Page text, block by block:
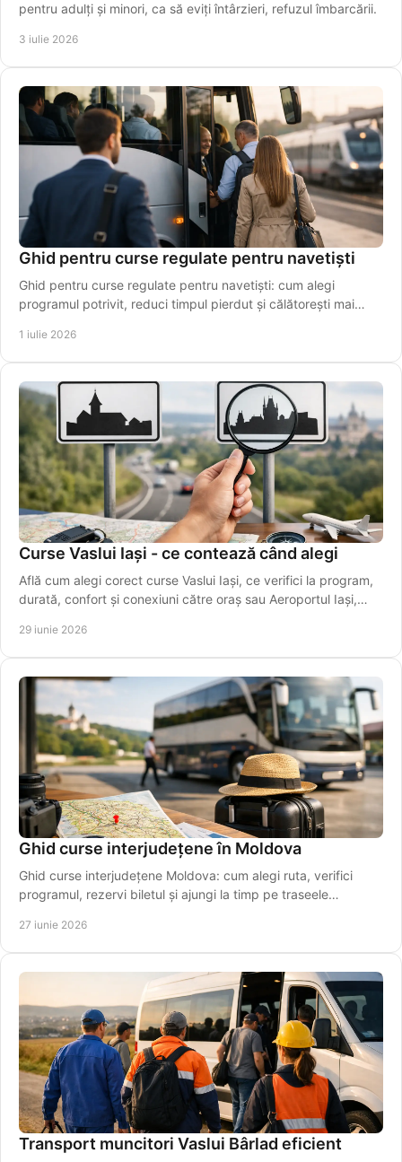
pentru adulți și minori, ca să eviți întârzieri, refuzul îmbarcării.
3 iulie 2026
Ghid pentru curse regulate pentru navetiști
Ghid pentru curse regulate pentru navetiști: cum alegi
programul potrivit, reduci timpul pierdut și călătorești mai
1 iulie 2026
Curse Vaslui Iași - ce contează când alegi
Află cum alegi corect curse Vaslui Iași, ce verifici la program,
durată, confort și conexiuni către oraș sau Aeroportul Iași,
29 iunie 2026
Ghid curse interjudețene în Moldova
Ghid curse interjudețene Moldova: cum alegi ruta, verifici
programul, rezervi biletul și ajungi la timp pe traseele
27 iunie 2026
Transport muncitori Vaslui Bârlad eficient